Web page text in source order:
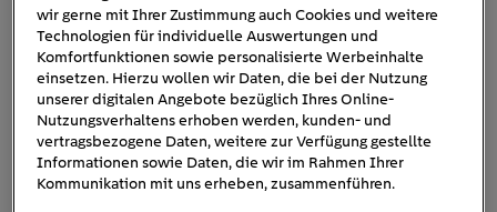
wir gerne mit Ihrer Zustimmung auch Cookies und weitere
Technologien für individuelle Auswertungen und
Komfortfunktionen sowie personalisierte Werbeinhalte
einsetzen. Hierzu wollen wir Daten, die bei der Nutzung
unserer digitalen Angebote bezüglich Ihres Online-
Nutzungsverhaltens erhoben werden, kunden- und
vertragsbezogene Daten, weitere zur Verfügung gestellte
Informationen sowie Daten, die wir im Rahmen Ihrer
Kommunikation mit uns erheben, zusammenführen.